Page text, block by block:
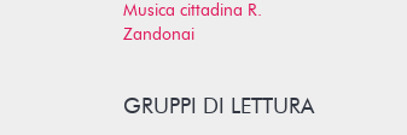
Musica cittadina R.
Zandonai
GRUPPI DI LETTURA